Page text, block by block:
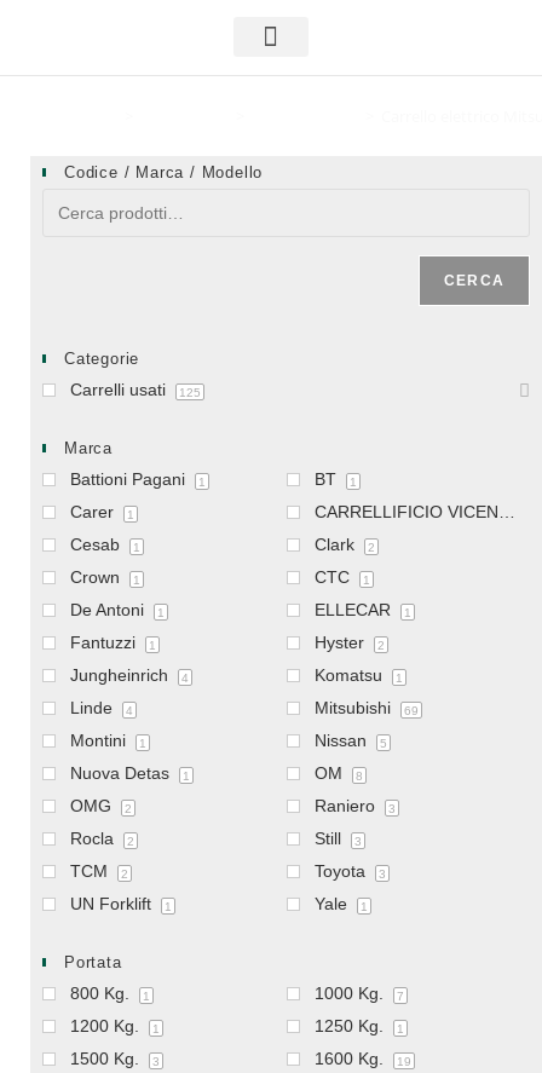
Codice / Marca / Modello
CERCA
Categorie
Carrelli usati 125
Marca
Battioni Pagani 1 BT 1
Carer 1
CARRELLIFICIO VICENTINO
Cesab
1 Clark 2
Crown 1 CTC 1
De Antoni 1 ELLECAR 1
Fantuzzi 1 Hyster 2
Jungheinrich 4 Komatsu 1
Linde 4 Mitsubishi 69
Montini 1 Nissan 5
Nuova Detas 1 OM 8
OMG 2 Raniero 3
Rocla 2 Still 3
TCM 2 Toyota 3
UN Forklift 1 Yale 1
Portata
800 Kg. 1 1000 Kg. 7
1200 Kg. 1 1250 Kg. 1
1500 Kg. 3 1600 Kg. 19